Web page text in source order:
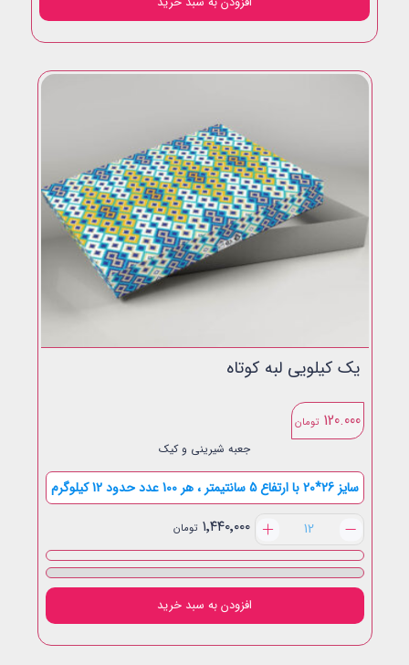
یک کیلویی لبه کوتاه
120.000 تومان
جعبه شیرینی و کیک
سایز 26*20 با ارتفاع 5 سانتیمتر ، هر 100 عدد حدود 12 کیلوگرم
یک
کیلویی
لبه
کوتاه
عدد
۱٬۴۴۰٬۰۰۰ تومان
افزودن به سبد خرید